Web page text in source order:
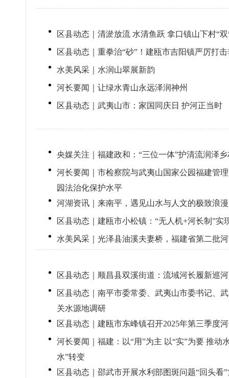
区县动态｜清淤放流 水清鱼跃 拿口镇山下村“
区县动态｜重拳治“砂”！建瓯市吉阳镇严厉打
水美风采｜水润山翠展新韵
河长要闻｜让绿水青山永远泽润神州
区县动态｜武夷山市：家国同庆日 护河正当时
央媒关注｜福建政和：“三位一体”护清流润泽
河长要闻｜市检察院与武夷山国家公园福建管
园法治化保护水平
河湖资讯｜来南平，遇见山水与人文的极致浪
区县动态｜建瓯市小松镇：“无人机+河长制”实
水美风采｜光泽县油溪夫妻桥，福建省第二批
区县动态｜顺昌县双溪街道：流域河长履新巡
区县动态｜南平市委常委、武夷山市委书记、
关水源地调研
区县动态｜建瓯市东峰镇召开2025年第三季度
河长要闻｜福建：以“用”为主 以“实”为要 推动
水”转变
区县动态｜邵武市开展水利部图斑问题“回头看